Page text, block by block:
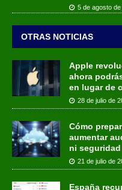
5 de agosto de
OTRAS NOTICIAS
Apple
ahora
en lugar de
28 de julio de
Cómo
aumentar
ni seguridad
21 de julio de
España